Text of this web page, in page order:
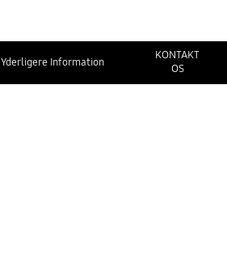
Yderligere Information
KONTAKT
OS